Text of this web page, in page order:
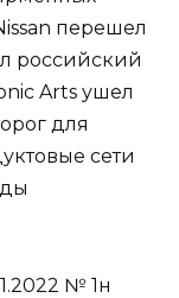
перешел
российский
Arts ушел
для
сети
№ 1н